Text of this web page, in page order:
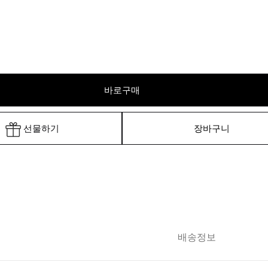
바로구매
선물하기 장바구니
배송정보